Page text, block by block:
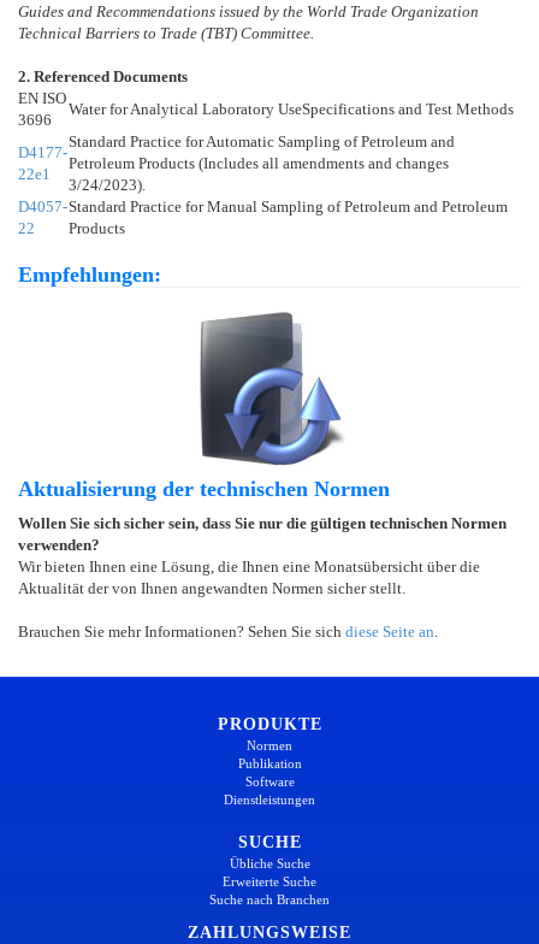
Guides and Recommendations issued by the World Trade Organization
Technical Barriers to Trade (TBT) Committee.
2. Referenced Documents
EN ISO
3696
Water for Analytical Laboratory UseSpecifications and Test Methods
D4177-
22e1
Standard Practice for Automatic Sampling of Petroleum and
Petroleum Products (Includes all amendments and changes
3/24/2023).
D4057-
22
Standard Practice for Manual Sampling of Petroleum and Petroleum
Products
Empfehlungen:
Aktualisierung der technischen Normen
Wollen Sie sich sicher sein, dass Sie nur die gültigen technischen Normen
verwenden?
Wir bieten Ihnen eine Lösung, die Ihnen eine Monatsübersicht über die
Aktualität der von Ihnen angewandten Normen sicher stellt.
Brauchen Sie mehr Informationen? Sehen Sie sich diese Seite an
PRODUKTE
Normen
Publikation
Software
Dienstleistungen
SUCHE
Übliche Suche
Erweiterte Suche
Suche nach Branchen
ZAHLUNGSWEISE